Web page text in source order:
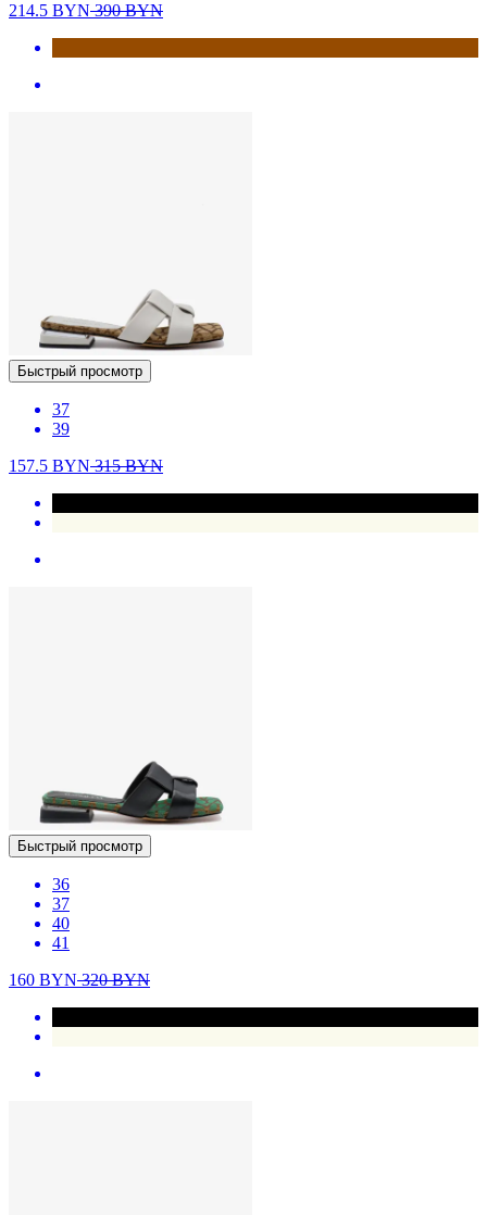
214.5 BYN390BYN
Быстрый просмотр
37
39
157.5 BYN315BYN
Быстрый просмотр
36
37
40
41
160 BYN320BYN